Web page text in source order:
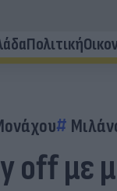
Πολιτική
off με